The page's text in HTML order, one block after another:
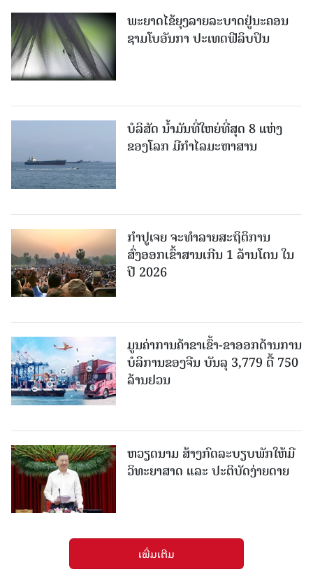
ພະຍາດໄຂ້ຍຸງລາຍລະບາດຢູ່ນະຄອນ
ຊາມໂບ​ອັນກາ ປະເທດຟີລິບປິນ
ບໍລິສັດ ນ້ຳມັນທີ່ໃຫຍ່ທີ່ສຸດ 8 ແຫ່ງ
ຂອງໂລກ ມີກຳໄລມະຫາສານ
ກຳປູເຈຍ ຈະທຳລາຍສະຖິຕິການ
ສົ່ງອອກເຂົ້າສານເກີນ 1 ລ້ານໂຕນ ໃນ
ປີ 2026
ມູນຄ່າການຄ້າຂາເຂົ້າ-ຂາອອກດ້ານການ
ບໍລິການຂອງຈີນ ບັນລຸ 3,779 ຕື້ 750
ລ້ານຢວນ
ຫວຽດນາມ ສ້າງກົດລະບຽບພັກໃຫ້ມີ
ວິທະຍາສາດ ແລະ ປະຕິບັດງ່າຍດາຍ
ເພີ່ມເຕີມ